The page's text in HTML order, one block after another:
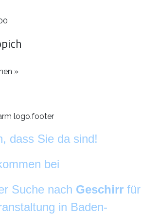
»
dass Sie da sind!
bei
Suche nach Geschirr für
in Baden-